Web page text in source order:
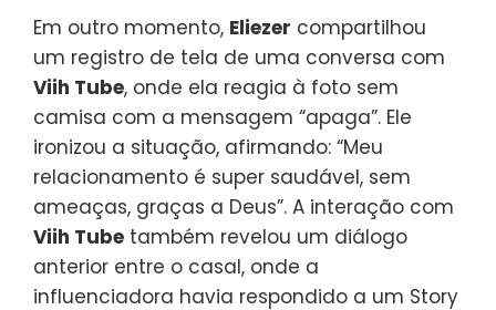
Em outro momento, Eliezer compartilhou
um registro de tela de uma conversa com
Viih Tube, onde ela reagia à foto sem
camisa com a mensagem “apaga”. Ele
ironizou a situação, afirmando: “Meu
relacionamento é super saudável, sem
ameaças, graças a Deus”. A interação com
Viih Tube também revelou um diálogo
anterior entre o casal, onde a
influenciadora havia respondido a um Story